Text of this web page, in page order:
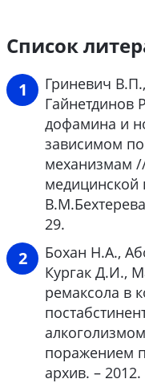
Список
Гриневич
Гайнетдинов
дофамина и
зависимом
механизмам
медицинской
29.
Бохан Н.А.,
Кургак Д.И.,
ремаксола в
поражением
архив. –